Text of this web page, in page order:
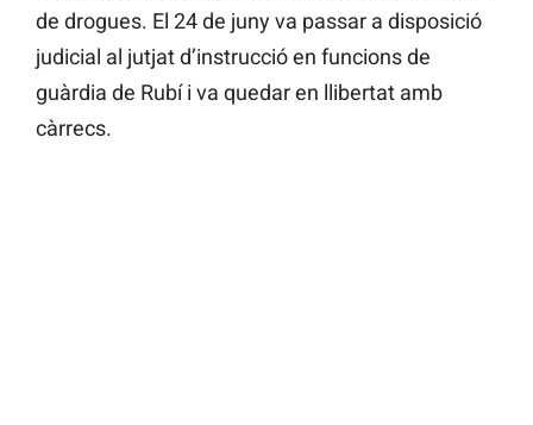
de drogues. El 24 de juny va passar a disposició
judicial al jutjat d’instrucció en funcions de
guàrdia de Rubí i va quedar en llibertat amb
càrrecs.